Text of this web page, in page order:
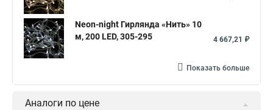
Neon-night Гирлянда «Нить» 10
м, 200 LED, 305-295
4 667,21 ₽
Показать больше
Аналоги по цене